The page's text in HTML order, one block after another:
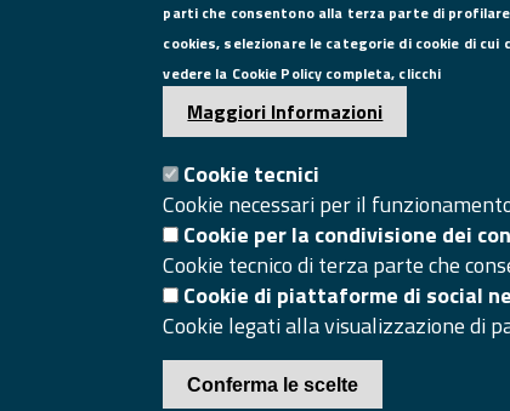
CONTATTI
Via Roma, 75, 81100 Caserta
Tel. 0823249111
camera.commercio.caserta@ce.legalmail.camcom.it
Email: info@ce.camcom.it
parti che consentono alla terza parte di
cookies, selezionare le categorie di cookie di
vedere la Cookie Policy completa, clicchi
Maggiori Informazioni
Cookie tecnici
Cookie necessari per il
Cookie per la condivisione dei
Cookie tecnico di terza parte che
Cookie di piattaforme di social
Cookie legati alla visualizzazione di
Conferma le scelte